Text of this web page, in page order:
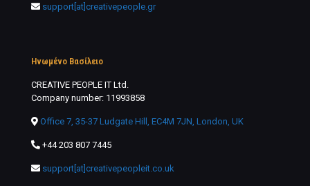
support[at]creativepeople.gr
Ηνωμένο Βασίλειο
CREATIVE PEOPLE IT Ltd.
Company number: 11993858
Office 7, 35-37 Ludgate Hill, EC4M 7JN, London, UK
+44 203 807 7445
support[at]creativepeopleit.co.uk